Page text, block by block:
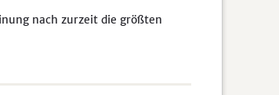
nach zurzeit die größten